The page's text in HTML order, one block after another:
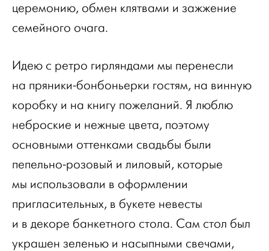
церемонию, обмен клятвами и зажжение
семейного очага.
Идею с ретро гирляндами мы перенесли
на пряники-бонбоньерки гостям, на винную
коробку и на книгу пожеланий. Я люблю
неброские и нежные цвета, поэтому
основными оттенками свадьбы были
пепельно-розовый и лиловый, которые
мы использовали в оформлении
пригласительных, в букете невесты
и в декоре банкетного стола. Сам стол был
украшен зеленью и насыпными свечами,